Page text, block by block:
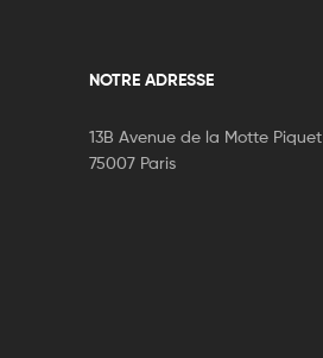
NOTRE ADRESSE
13B Avenue de la Motte Piquet
75007 Paris